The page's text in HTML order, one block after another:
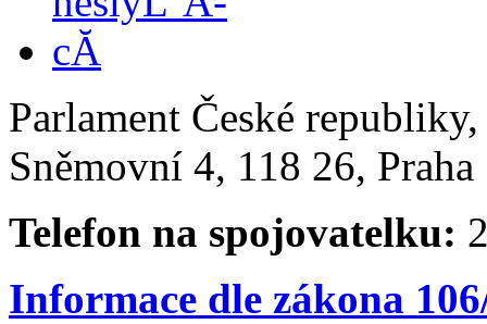
Parlament České
Sněmovní 4, 118 26,
Telefon na spojovatelku:
Informace dle zákona